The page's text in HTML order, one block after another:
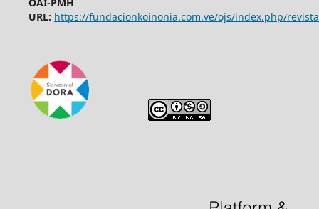
URL: https://fundacionkoinonia.com.ve/ojs/index.php/